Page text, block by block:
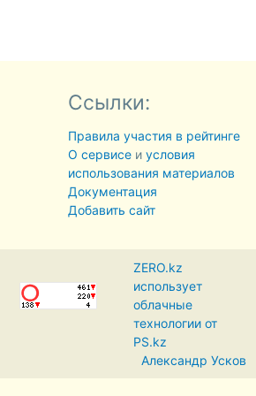
Ссылки:
Правила участия в рейтинге
О сервисеи условия
использования материалов
Документация
Добавить сайт
ZERO.kz
использует
облачные
технологии от
PS.kz
Александр Усков